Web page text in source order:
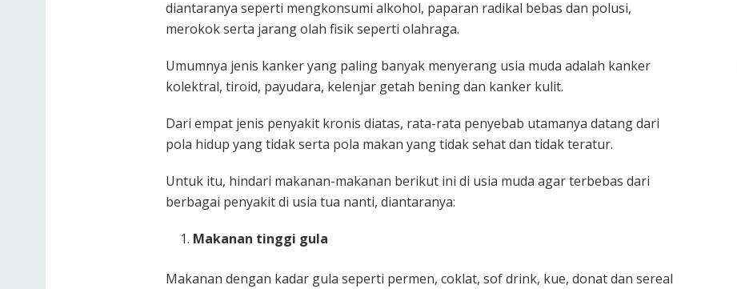
diantaranya seperti mengkonsumi alkohol, paparan radikal bebas dan polusi,
merokok serta jarang olah fisik seperti olahraga.
Umumnya jenis kanker yang paling banyak menyerang usia muda adalah kanker
kolektral, tiroid, payudara, kelenjar getah bening dan kanker kulit.
Dari empat jenis penyakit kronis diatas, rata-rata penyebab utamanya datang dari
pola hidup yang tidak serta pola makan yang tidak sehat dan tidak teratur.
Untuk itu, hindari makanan-makanan berikut ini di usia muda agar terbebas dari
berbagai penyakit di usia tua nanti, diantaranya:
Makanan tinggi gula
Makanan dengan kadar gula seperti permen, coklat, sof drink, kue, donat dan sereal